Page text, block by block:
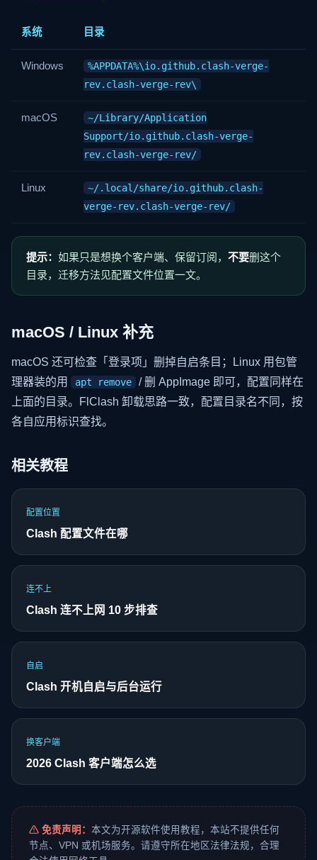
系统 目录
Windows
%APPDATA%\io.github.clash-verge-
rev.clash-verge-rev\
macOS
~/Library/Application
Support/io.github.clash-verge-
rev.clash-verge-rev/
Linux
~/.local/share/io.github.clash-
verge-rev.clash-verge-rev/
提示： 如果只是想换个客户端、保留订阅， 不要删这个
目录，迁移方法见配置文件位置一文。
macOS / Linux 补充
macOS 还可检查「登录项」删掉自启条目；Linux 用包管
理器装的用
apt remove
/ 删 AppImage 即可，配置同样在
上面的目录。FlClash 卸载思路一致，配置目录名不同，按
各自应用标识查找。
相关教程
配置位置
Clash 配置文件在哪
连不上
Clash 连不上网 10 步排查
自启
Clash 开机自启与后台运行
换客户端
2026 Clash 客户端怎么选
免责声明：本文为开源软件使用教程，本站不提供任何
节点、VPN 或机场服务。请遵守所在地区法律法规，合理